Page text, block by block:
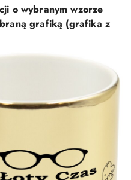
o wybranym wzorze
grafiką (grafika z